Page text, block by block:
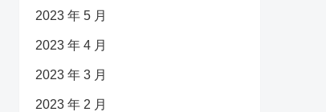
2023 年 5 月
2023 年 4 月
2023 年 3 月
2023 年 2 月